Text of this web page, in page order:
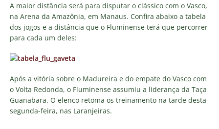
A maior distância será para disputar o clássico com o Vasco,
na Arena da Amazônia, em Manaus. Confira abaixo a tabela
dos jogos e a distância que o Fluminense terá que percorrer
para cada um deles:
Após a vitória sobre o Madureira e do empate do Vasco com
o Volta Redonda, o Fluminense assumiu a liderança da Taça
Guanabara. O elenco retoma os treinamento na tarde desta
segunda-feira, nas Laranjeiras.